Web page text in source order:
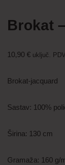
Brokat
10,90 € uključ. PDV
Brokat-jacquard
Sastav: 100%
Širina: 130 cm
Gramaža: 160 g/